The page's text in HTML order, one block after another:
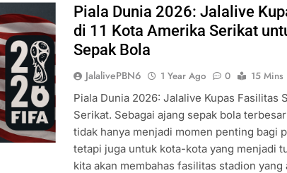
Piala Dunia 2026: Jalalive
di 11 Kota Amerika Serikat
Sepak Bola
JalalivePBN6 1 Year Ago 0
15 Mins
Piala Dunia 2026: Jalalive Kupas Fasilitas
Serikat. Sebagai ajang sepak bola
tidak hanya menjadi momen penting bagi
tetapi juga untuk kota-kota yang menjadi
kita akan membahas fasilitas stadion yang